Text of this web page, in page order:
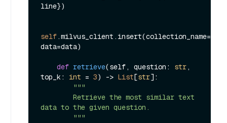
line})
self.milvus_client.insert(collection_name=
data=data)
def retrieve(self, question: str,
top_k: int = 3) -> List[str]:
"""
data to the given question.
        """